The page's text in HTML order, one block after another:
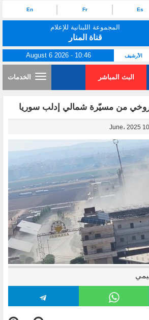
Es
Fr
En
المجموعة اللبنانية للإعلام
قناة المنار
الأرشيف August 6 2026 - 10:46
البث المباشر الخدمات
من مسيّرة شمالي إدلب سوريا